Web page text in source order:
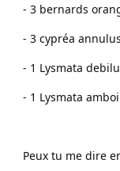
- 3 bernards
- 3 cypréa
- 1 Lysmata
- 1 Lysmata
TOTAL
Peux tu me dire